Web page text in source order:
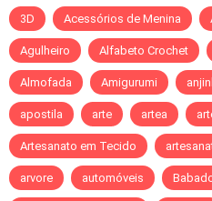
3D Acessórios de Menina
Agulheiro Alfabeto Crochet
Almofada Amigurumi
apostila arte artea
Artesanato em Tecido
arvore automóveis